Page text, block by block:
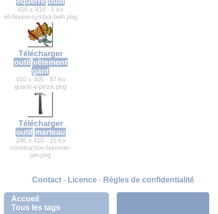
Accueil
Tous les tags
410 x 410 - 5 ko
ell-house-symbol-bwh.png
Télécharger
outil vêtement
gant
410 x 405 - 87 ko
guanti-e-pinze.png
Télécharger
outil
marteau
246 x 410 - 15 ko
construction-hammer-
jon.png
Contact- Licence- Règles de confidentialité